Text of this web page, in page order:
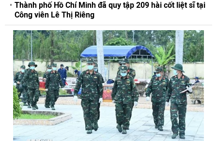
Thành phố Hồ Chí Minh đã quy tập 209 hài cốt liệt sĩ tại
Công viên Lê Thị Riêng